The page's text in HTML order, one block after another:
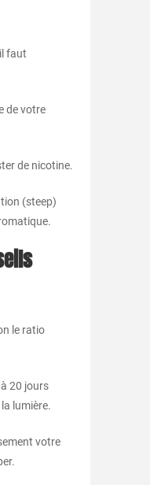
faut
de votre
de nicotine.
(steep)
le ratio
20 jours
lumière.
votre